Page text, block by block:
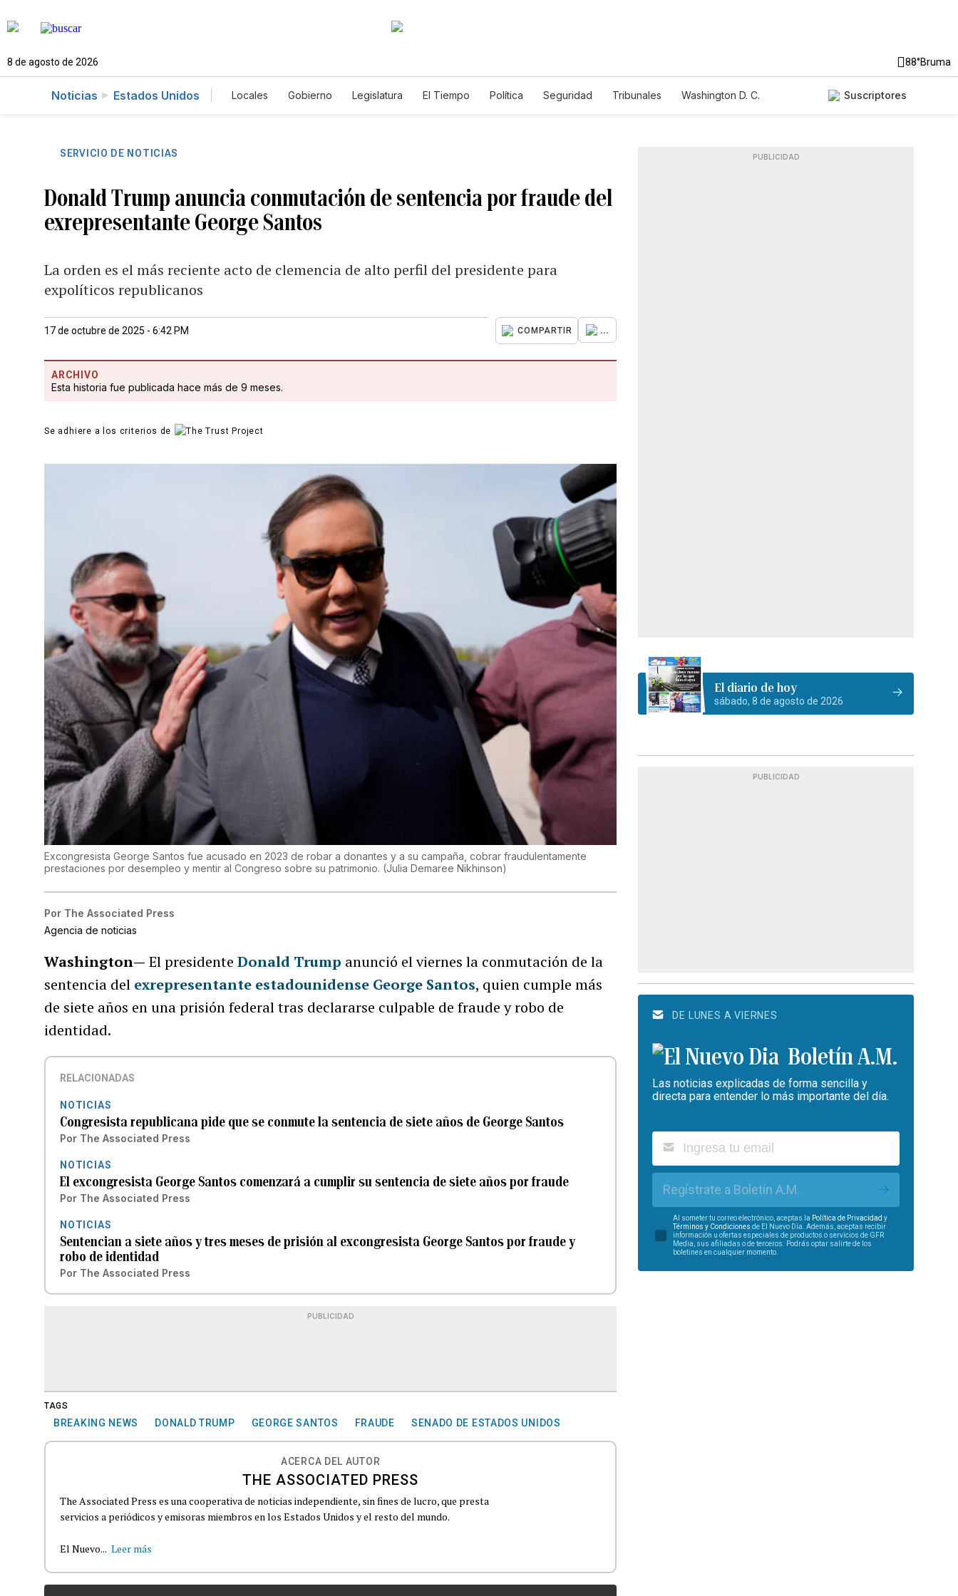
8 de agosto de 2026 88°Bruma
Noticias Estados Unidos Locales Gobierno Legislatura El Tiempo Política Seguridad Tribunales
Washington D. C.
Suscriptores
SERVICIO DE NOTICIAS
Donald Trump anuncia conmutación de sentencia por fraude del
exrepresentante George Santos
La orden es el más reciente acto de clemencia de alto perfil del presidente para
expolíticos republicanos
17 de octubre de 2025 - 6:42 PM COMPARTIR ...
ARCHIVO
Esta historia fue publicada hace más de 9 meses.
Se adhiere a los criterios de
Excongresista George Santos fue acusado en 2023 de robar a donantes y a su campaña, cobrar fraudulentamente
prestaciones por desempleo y mentir al Congreso sobre su patrimonio. (Julia Demaree Nikhinson)
Por The Associated Press
Agencia de noticias
Washington— El presidenteDonald Trump anunció el viernes la conmutación de la
sentencia del exrepresentante estadounidense George Santos, quien cumple más
de siete años en una prisión federal tras declararse culpable de fraude y robo de
identidad.
RELACIONADAS
NOTICIAS
Congresista republicana pide que se conmute la sentencia de siete años de George Santos
Por The Associated Press
NOTICIAS
El excongresista George Santos comenzará a cumplir su sentencia de siete años por fraude
Por The Associated Press
NOTICIAS
Sentencian a siete años y tres meses de prisión al excongresista George Santos por fraude y
robo de identidad
Por The Associated Press
PUBLICIDAD
TAGS
BREAKING NEWS DONALD TRUMP GEORGE SANTOS FRAUDE SENADO DE ESTADOS UNIDOS
ACERCA DEL AUTOR
THE ASSOCIATED PRESS
The Associated Press es una cooperativa de noticias independiente, sin fines de lucro, que presta
servicios a periódicos y emisoras miembros en los Estados Unidos y el resto del mundo.
El Nuevo... Leer más
PUBLICIDAD
El diario de hoy
sábado, 8 de agosto de 2026
PUBLICIDAD
DE LUNES A VIERNES
Boletín A.M.
Las noticias explicadas de forma sencilla y
directa para entender lo más importante del día.
Regístrate a Boletín A.M.
Al someter tu correo electrónico, aceptas la Política de Privacidad y
Términos y Condiciones de El Nuevo Día. Además, aceptas recibir
información u ofertas especiales de productos o servicios de GFR
Media, sus afiliadas o de terceros. Podrás optar salirte de los
boletines en cualquier momento.